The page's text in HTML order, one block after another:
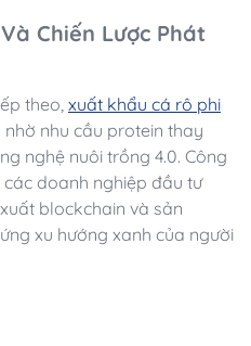
Chiến Lược Phát
theo, xuất khẩu cá rô phi
nhu cầu protein thay
nghệ nuôi trồng 4.0. Công
doanh nghiệp đầu tư
blockchain và sản
xu hướng xanh của người